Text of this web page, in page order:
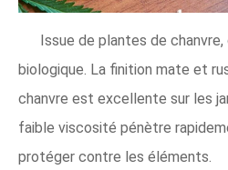
Issue de plantes de
biologique. La finition mate et
chanvre est excellente sur les
faible viscosité pénètre
protéger contre les éléments.